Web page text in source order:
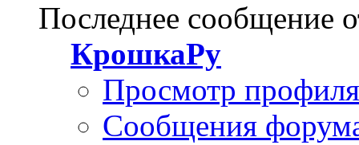
Последнее сообщение
КрошкаРу
Просмотр профиля
Сообщения